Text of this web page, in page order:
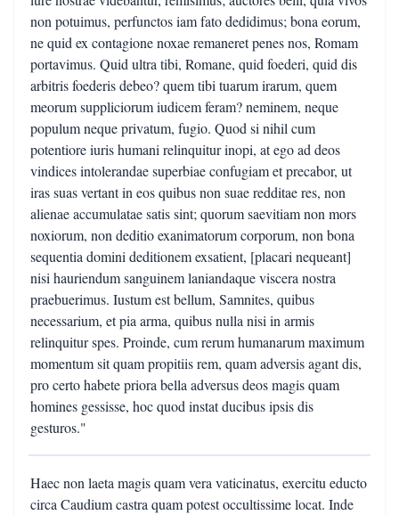
non potuimus, perfunctos iam fato dedidimus; bona eorum,
ne quid ex contagione noxae remaneret penes nos, Romam
portavimus. Quid ultra tibi, Romane, quid foederi, quid dis
arbitris foederis debeo? quem tibi tuarum irarum, quem
meorum suppliciorum iudicem feram? neminem, neque
populum neque privatum, fugio. Quod si nihil cum
potentiore iuris humani relinquitur inopi, at ego ad deos
vindices intolerandae superbiae confugiam et precabor, ut
iras suas vertant in eos quibus non suae redditae res, non
alienae accumulatae satis sint; quorum saevitiam non mors
noxiorum, non deditio exanimatorum corporum, non bona
sequentia domini deditionem exsatient, [placari nequeant]
nisi hauriendum sanguinem laniandaque viscera nostra
praebuerimus. Iustum est bellum, Samnites, quibus
necessarium, et pia arma, quibus nulla nisi in armis
relinquitur spes. Proinde, cum rerum humanarum maximum
momentum sit quam propitiis rem, quam adversis agant dis,
pro certo habete priora bella adversus deos magis quam
homines gessisse, hoc quod instat ducibus ipsis dis
gesturos."
Haec non laeta magis quam vera vaticinatus, exercitu educto
circa Caudium castra quam potest occultissime locat. Inde